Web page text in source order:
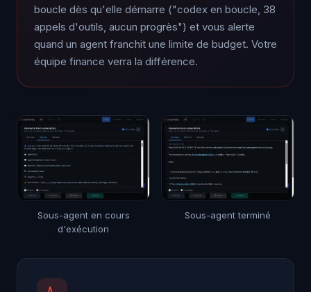
boucle dès qu'elle démarre ("codex en boucle, 38
appels d'outils, aucun progrès") et vous alerte
quand un agent franchit une limite de budget. Votre
équipe finance verra la différence.
Sous-agent en cours
d'exécution
Sous-agent terminé